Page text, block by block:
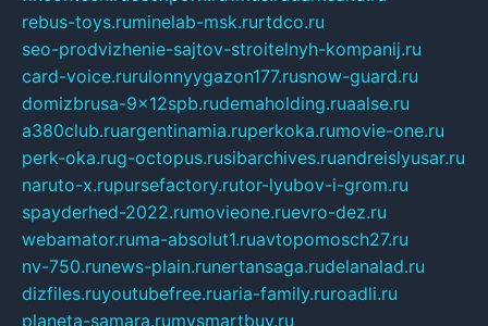
rebus-toys.ruminelab-msk.rurtdco.ru
seo-prodvizhenie-sajtov-stroitelnyh-kompanij.ru
card-voice.rurulonnyygazon177.rusnow-guard.ru
domizbrusa-9x12spb.rudemaholding.ruaalse.ru
a380club.ruargentinamia.ruperkoka.rumovie-one.ru
perk-oka.rug-octopus.rusibarchives.ruandreislyusar.ru
naruto-x.rupursefactory.rutor-lyubov-i-grom.ru
spayderhed-2022.rumovieone.ruevro-dez.ru
webamator.ruma-absolut1.ruavtopomosch27.ru
nv-750.runews-plain.runertansaga.rudelanalad.ru
dizfiles.ruyoutubefree.ruaria-family.ruroadli.ru
planeta-samara.rumysmartbuy.ru